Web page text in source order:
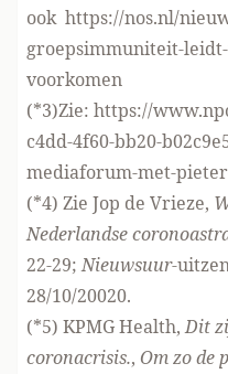
ook https://nos.nl/
groepsimmuniteit-
voorkomen
(*3)Zie: https://
c4dd-4f60-bb20-
mediaforum-met-
(*4) Zie Jop de Vrieze,
Nederlandse
22-29;Nieuwsuur-
28/10/20020.
(*5) KPMG Health,Dit
coronacrisis., Om zo de